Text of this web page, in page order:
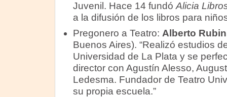
Juvenil. Hace 14 fundó Alicia
a la difusión de los libros para
Pregonero a Teatro: Alberto
Buenos Aires). “Realizó estudios
Universidad de La Plata y se
director con Agustín Alesso,
Ledesma. Fundador de Teatro
su propia escuela.”